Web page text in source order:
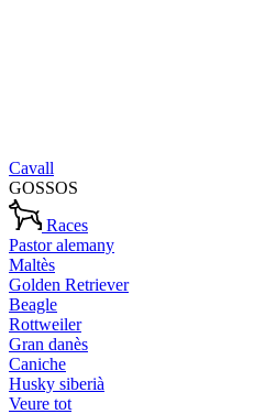
Cavall
GOSSOS
Races
Pastor alemany
Maltès
Golden Retriever
Beagle
Rottweiler
Gran danès
Caniche
Husky siberià
Veure tot